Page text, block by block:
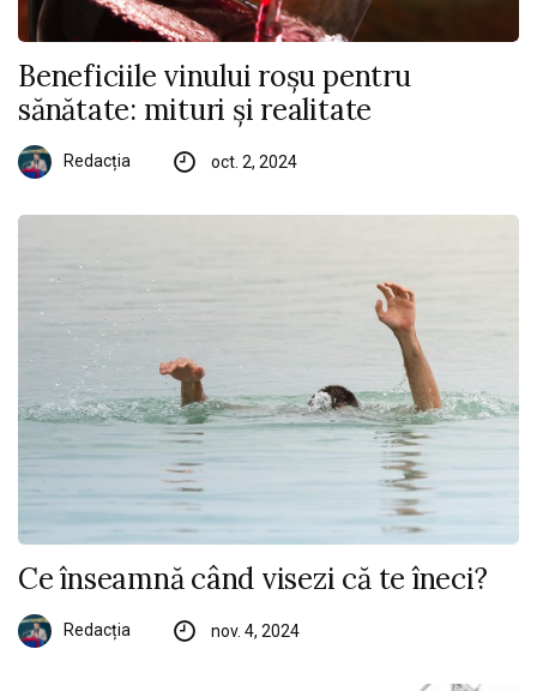
Beneficiile vinului roșu pentru
sănătate: mituri și realitate
Redacția oct. 2, 2024
Ce înseamnă când visezi că te îneci?
Redacția nov. 4, 2024